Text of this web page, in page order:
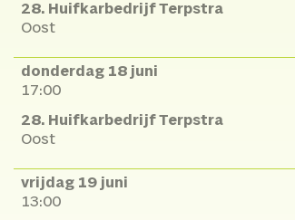
28. Huifkarbedrijf Terpstra
Oost
donderdag 18 juni
17:00
28. Huifkarbedrijf Terpstra
Oost
vrijdag 19 juni
13:00